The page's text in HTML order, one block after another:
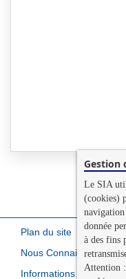
Plan du site
Nous Connaitre
Informations légales
Gestion
Le SIA
(cookies)
donnée
à des fins
Attention